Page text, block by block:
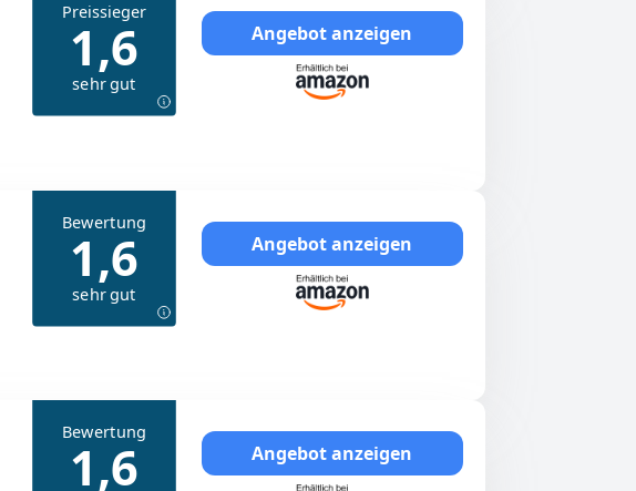
Preissieger
1,6
sehr gut
Angebot anzeigen
Bewertung
1,6
sehr gut
Angebot anzeigen
Bewertung
1,6 Angebot anzeigen